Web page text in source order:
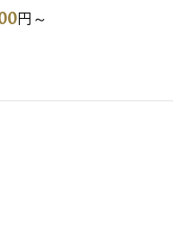
前/徒歩9分
江戸線 清澄白
江戸線 門前仲町/
円～